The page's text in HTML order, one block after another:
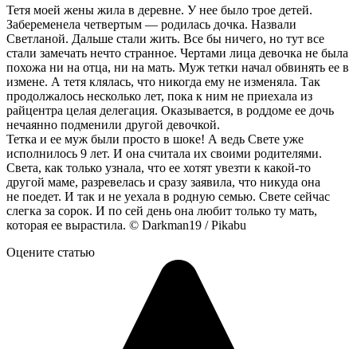
Тетя моей жены жила в деревне. У нее было трое детей.
Забеременела четвертым — родилась дочка. Назвали
Светланой. Дальше стали жить. Все бы ничего, но тут все
стали замечать нечто странное. Чертами лица девочка не была
похожа ни на отца, ни на мать. Муж тетки начал обвинять ее в
измене. А тетя клялась, что никогда ему не изменяла. Так
продолжалось несколько лет, пока к ним не приехала из
райцентра целая делегация. Оказывается, в роддоме ее дочь
нечаянно подменили другой девочкой.
Тетка и ее муж были просто в шоке! А ведь Свете уже
исполнилось 9 лет. И она считала их своими родителями.
Света, как только узнала, что ее хотят увезти к какой-то
другой маме, разревелась и сразу заявила, что никуда она
не поедет. И так и не уехала в родную семью. Свете сейчас
слегка за сорок. И по сей день она любит только ту мать,
которая ее вырастила. © Darkman19 / Pikabu
Оцените статью